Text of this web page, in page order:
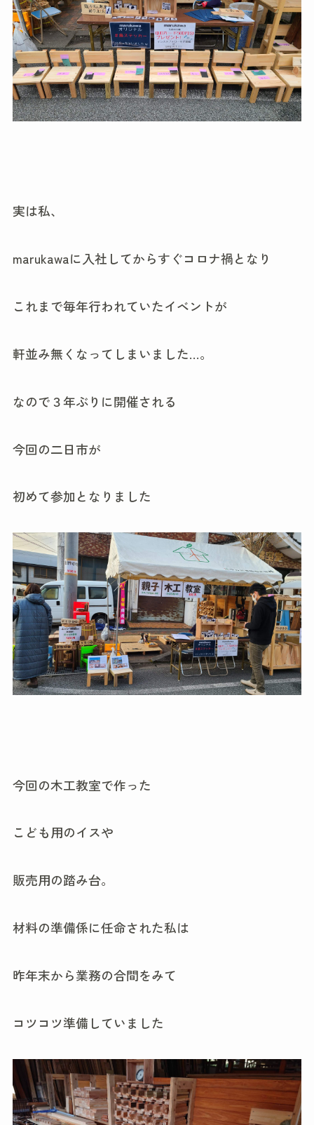
実は私、
marukawaに入社してからすぐコロナ禍となり
これまで毎年行われていたイベントが
軒並み無くなってしまいました…。
なので３年ぶりに開催される
今回の二日市が
初めて参加となりました
今回の木工教室で作った
こども用のイスや
販売用の踏み台。
材料の準備係に任命された私は
昨年末から業務の合間をみて
コツコツ準備していました